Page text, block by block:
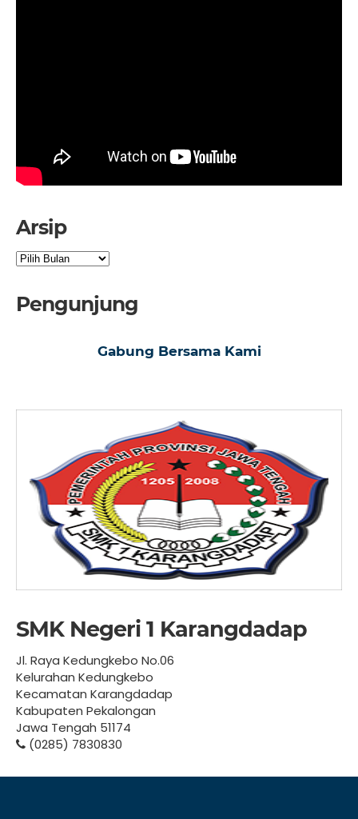
Arsip
Arsip
Pengunjung
Gabung Bersama Kami
SMK Negeri 1 Karangdadap
Jl. Raya Kedungkebo No.06
Kelurahan Kedungkebo
Kecamatan Karangdadap
Kabupaten Pekalongan
Jawa Tengah 51174
(0285) 7830830